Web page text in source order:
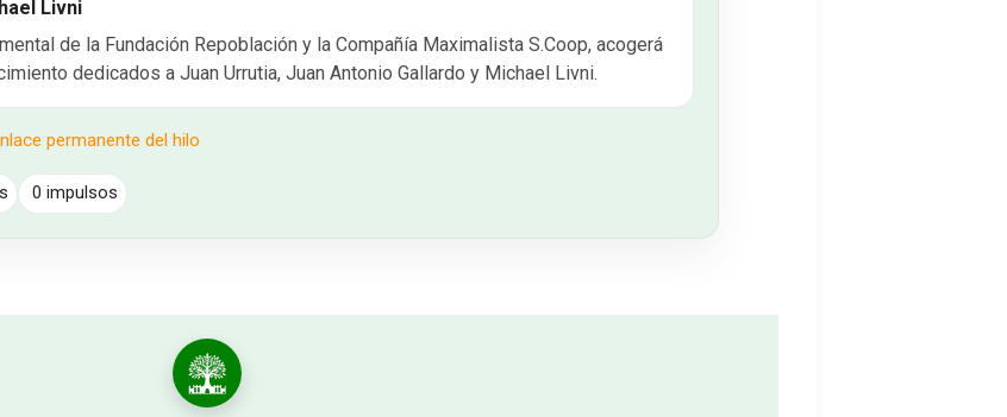
Livni
de la Fundación Repoblación y la Compañía Maximalista S.Coop, acogerá
dedicados a Juan Urrutia, Juan Antonio Gallardo y Michael Livni.
permanente del hilo
0 impulsos